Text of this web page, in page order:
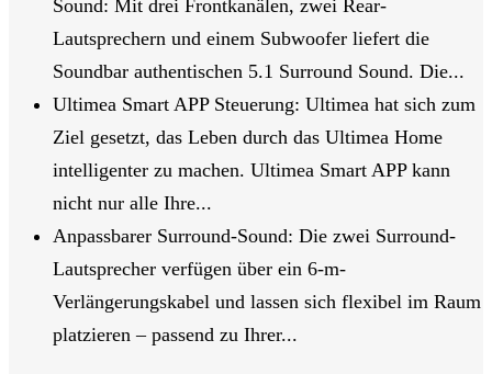
Sound: Mit drei Frontkanälen, zwei Rear-
Lautsprechern und einem Subwoofer liefert die
Soundbar authentischen 5.1 Surround Sound. Die...
Ultimea Smart APP Steuerung: Ultimea hat sich zum
Ziel gesetzt, das Leben durch das Ultimea Home
intelligenter zu machen. Ultimea Smart APP kann
nicht nur alle Ihre...
Anpassbarer Surround-Sound: Die zwei Surround-
Lautsprecher verfügen über ein 6-m-
Verlängerungskabel und lassen sich flexibel im Raum
platzieren – passend zu Ihrer...